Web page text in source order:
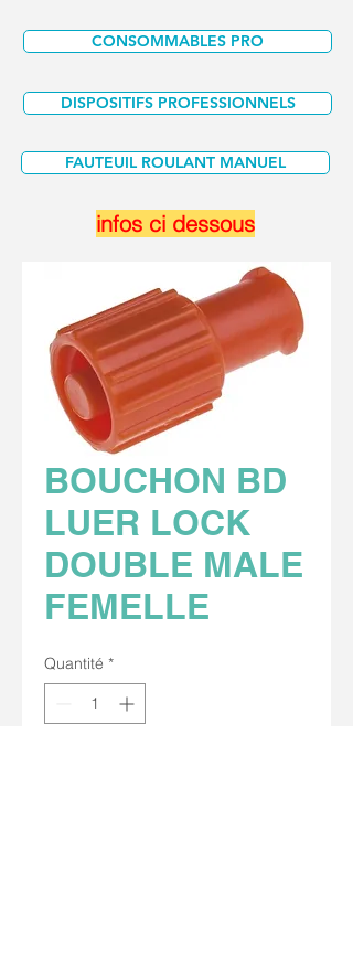
DISPOSITIFS PROFESSIONNELS
CONSOMMABLES PRO
FAUTEUIL ROULANT MANUEL
infos ci dessous
BOUCHON BD
LUER LOCK
DOUBLE MALE
FEMELLE
Quantité *